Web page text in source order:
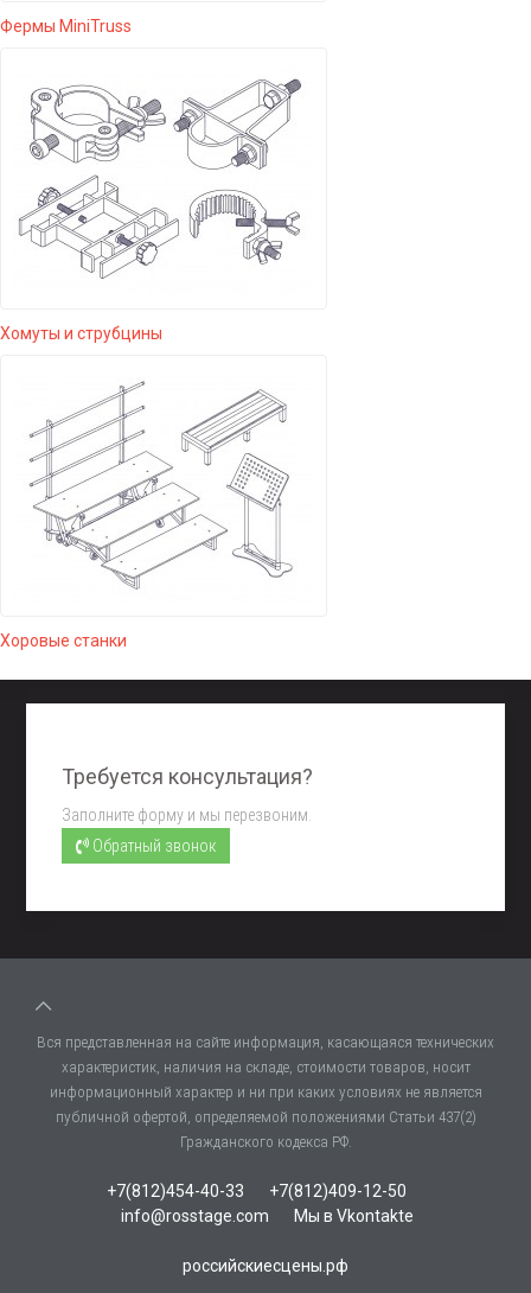
Фермы MiniTruss
Хомуты и струбцины
Хоровые станки
Требуется консультация?
Заполните форму и мы перезвоним.
Обратный звонок
Вся представленная на сайте информация, касающаяся технических
характеристик, наличия на складе, стоимости товаров, носит
информационный характер и ни при каких условиях не является
публичной офертой, определяемой положениями Статьи 437(2)
Гражданского кодекса РФ.
+7(812)454-40-33
+7(812)409-12-50
info@rosstage.com
Мы в Vkontakte
российскиесцены.рф